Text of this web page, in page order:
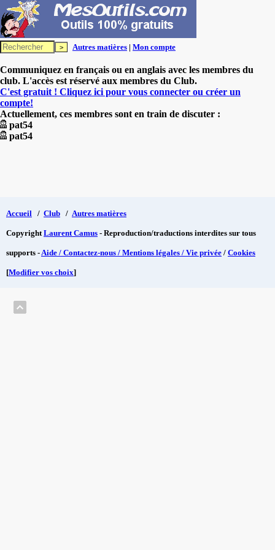
Autres matières | Mon compte
Communiquez en français ou en anglais avec les membres du
club. L'accès est réservé aux membres du Club.
C'est gratuit ! Cliquez ici pour vous connecter ou créer un
compte!
Actuellement, ces membres sont en train de discuter :
pat54
pat54
Accueil / Club / Autres matières
CopyrightLaurent Camus - Reproduction/traductions interdites sur tous
supports -Aide / Contactez-nous / Mentions légales / Vie privée / Cookies
[Modifier vos choix]